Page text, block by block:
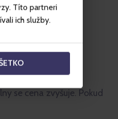
Títo partneri
ich služby.
se cena zvyšuje. Pokud